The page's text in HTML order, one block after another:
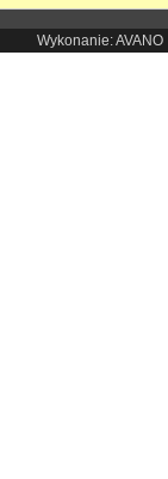
Wykonanie: AVANO